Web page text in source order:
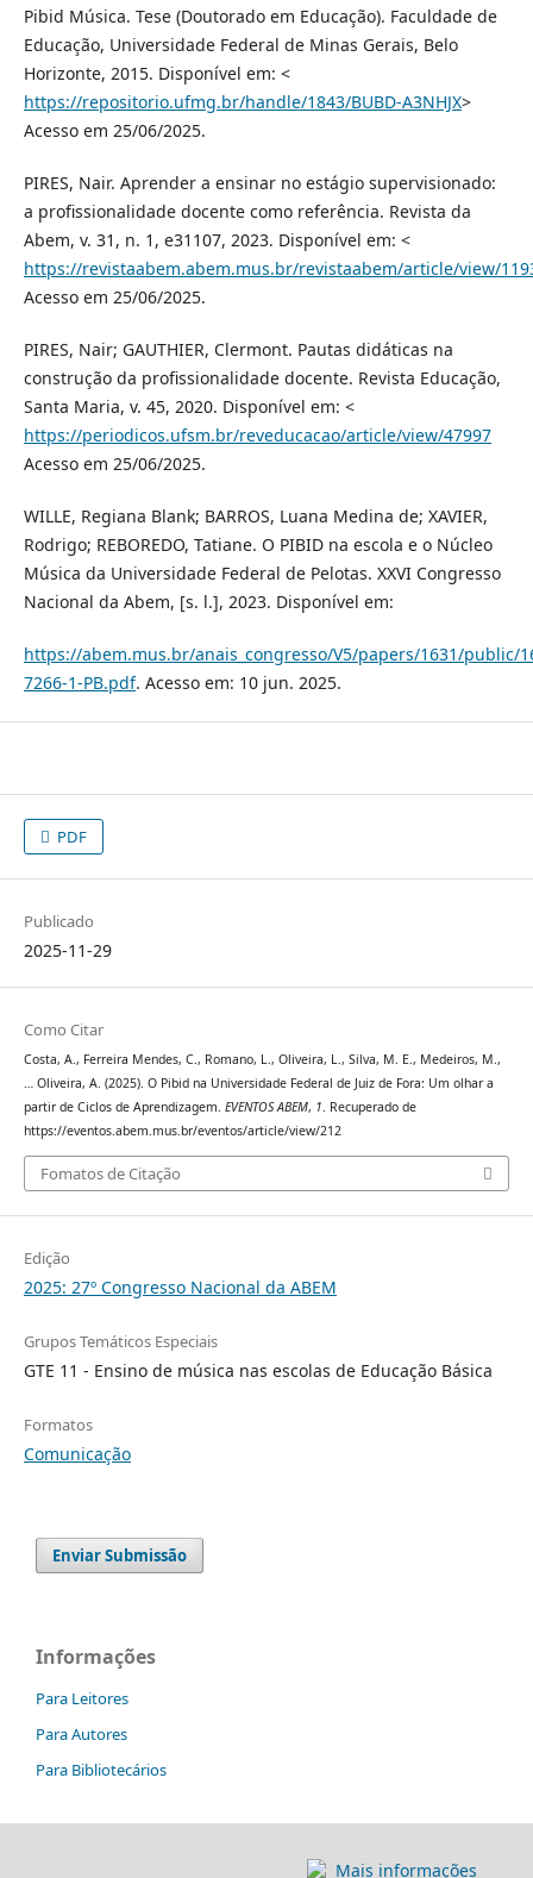
Pibid Música. Tese (Doutorado em Educação). Faculdade de
Educação, Universidade Federal de Minas Gerais, Belo
Horizonte, 2015. Disponível em: <
https://repositorio.ufmg.br/handle/1843/BUBD-A3NHJX>
Acesso em 25/06/2025.
PIRES, Nair. Aprender a ensinar no estágio supervisionado:
a profissionalidade docente como referência. Revista da
Abem, v. 31, n. 1, e31107, 2023. Disponível em: <
https://revistaabem.abem.mus.br/revistaabem/article/view/
Acesso em 25/06/2025.
PIRES, Nair; GAUTHIER, Clermont. Pautas didáticas na
construção da profissionalidade docente. Revista Educação,
Santa Maria, v. 45, 2020. Disponível em: <
https://periodicos.ufsm.br/reveducacao/article/view/47997
Acesso em 25/06/2025.
WILLE, Regiana Blank; BARROS, Luana Medina de; XAVIER,
Rodrigo; REBOREDO, Tatiane. O PIBID na escola e o Núcleo
Música da Universidade Federal de Pelotas. XXVI Congresso
Nacional da Abem, [s. l.], 2023. Disponível em:
https://abem.mus.br/anais_congresso/V5/papers/1631/public/
7266-1-PB.pdf. Acesso em: 10 jun. 2025.
PDF
Publicado
2025-11-29
Como Citar
Costa, A., Ferreira Mendes, C., Romano, L., Oliveira, L., Silva, M. E., Medeiros, M.,
… Oliveira, A. (2025). O Pibid na Universidade Federal de Juiz de Fora: Um olhar a
partir de Ciclos de Aprendizagem. EVENTOS ABEM, 1. Recuperado de
https://eventos.abem.mus.br/eventos/article/view/212
Fomatos de Citação
Edição
2025: 27º Congresso Nacional da ABEM
Grupos Temáticos Especiais
GTE 11 - Ensino de música nas escolas de Educação Básica
Formatos
Comunicação
Enviar Submissão
Informações
Para Leitores
Para Autores
Para Bibliotecários